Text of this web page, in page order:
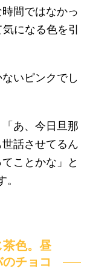
間ではなかっ
になる色を引
いピンクでし
あ、今日旦那
話させてるん
ことかな」と
色。昼
チョコ